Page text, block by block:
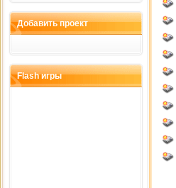
Добавить проект
Flash игры